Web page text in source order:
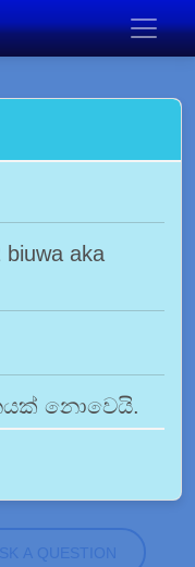
biuwa aka
නොවෙයි.
A QUESTION